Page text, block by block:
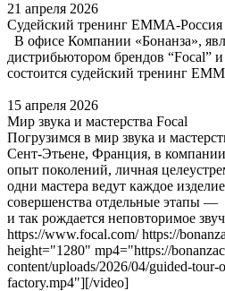
21 апреля 2026
Судейский тренинг EMMA-Россия
В офисе Компании «Бонанза»,
дистрибьютором брендов “Focal”
состоится судейский тренинг
15 апреля 2026
Мир звука и мастерства Focal
Погрузимся в мир звука и
Сент‑Этьене, Франция, в
опыт поколений, личная
одни мастера ведут каждое
совершенства отдельные этапы —
и так рождается неповторимое
https://www.focal.com/ https://
height="1280" mp4="https://
content/uploads/2026/04/guided-
factory.mp4"][/video]